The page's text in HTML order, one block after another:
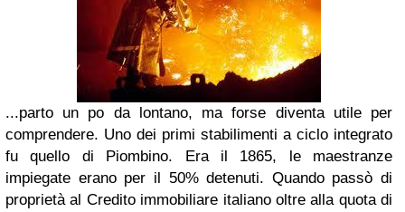
...parto un po da lontano, ma forse diventa utile per
comprendere. Uno dei primi stabilimenti a ciclo integrato
fu quello di Piombino. Era il 1865, le maestranze
impiegate erano per il 50% detenuti. Quando passò di
proprietà al Credito immobiliare italiano oltre alla quota di